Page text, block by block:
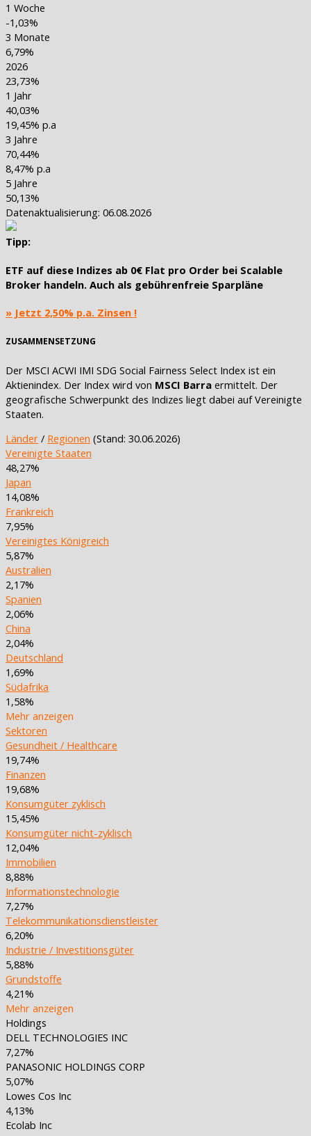
1 Woche
-1,03%
3 Monate
6,79%
2026
23,73%
1 Jahr
40,03%
19,45% p.a
3 Jahre
70,44%
8,47% p.a
5 Jahre
50,13%
Datenaktualisierung: 06.08.2026
Tipp:
ETF auf diese Indizes ab 0€ Flat pro Order bei Scalable
Broker handeln. Auch als gebührenfreie Sparpläne
» Jetzt 2,50% p.a. Zinsen !
ZUSAMMENSETZUNG
Der MSCI ACWI IMI SDG Social Fairness Select Index ist ein
Aktienindex. Der Index wird von MSCI Barra ermittelt. Der
geografische Schwerpunkt des Indizes liegt dabei auf Vereinigte
Staaten.
Länder / Regionen (Stand: 30.06.2026)
Vereinigte Staaten
48,27%
Japan
14,08%
Frankreich
7,95%
Vereinigtes Königreich
5,87%
Australien
2,17%
Spanien
2,06%
China
2,04%
Deutschland
1,69%
Südafrika
1,58%
Mehr anzeigen
Sektoren
Gesundheit / Healthcare
19,74%
Finanzen
19,68%
Konsumgüter zyklisch
15,45%
Konsumgüter nicht-zyklisch
12,04%
Immobilien
8,88%
Informationstechnologie
7,27%
Telekommunikationsdienstleister
6,20%
Industrie / Investitionsgüter
5,88%
Grundstoffe
4,21%
Mehr anzeigen
Holdings
DELL TECHNOLOGIES INC
7,27%
PANASONIC HOLDINGS CORP
5,07%
Lowes Cos Inc
4,13%
Ecolab Inc